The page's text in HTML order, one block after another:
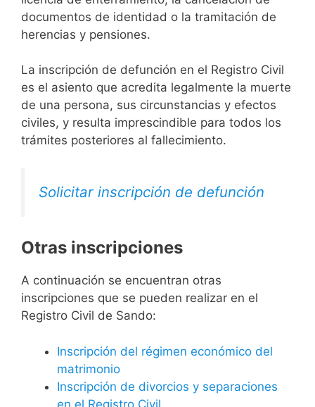
documentos de identidad o la tramitación de
herencias y pensiones.
La inscripción de defunción en el Registro Civil
es el asiento que acredita legalmente la muerte
de una persona, sus circunstancias y efectos
civiles, y resulta imprescindible para todos los
trámites posteriores al fallecimiento.
Solicitar inscripción de defunción
Otras inscripciones
A continuación se encuentran otras
inscripciones que se pueden realizar en el
Registro Civil de Sando:
Inscripción del régimen económico del
matrimonio
Inscripción de divorcios y separaciones
en el Registro Civil